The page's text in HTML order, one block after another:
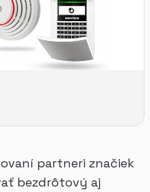
partneri značiek
bezdrôtový aj